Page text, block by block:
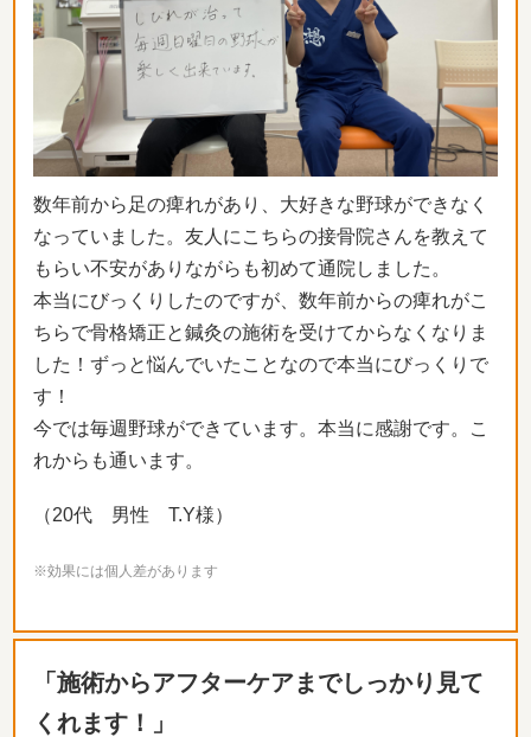
数年前から足の痺れがあり、大好きな野球ができなく
なっていました。友人にこちらの接骨院さんを教えて
もらい不安がありながらも初めて通院しました。
本当にびっくりしたのですが、数年前からの痺れがこ
ちらで骨格矯正と鍼灸の施術を受けてからなくなりま
した！ずっと悩んでいたことなので本当にびっくりで
す！
今では毎週野球ができています。本当に感謝です。こ
れからも通います。
（20代 男性 T.Y様）
※効果には個人差があります
「施術からアフターケアまでしっかり見て
くれます！」